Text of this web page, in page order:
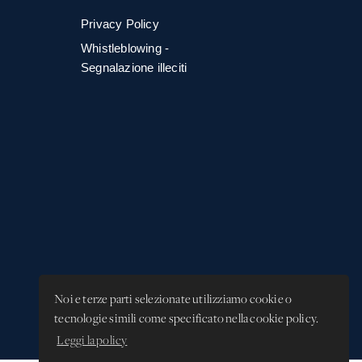
Noi e terze parti selezionate utilizziamo cookie o
tecnologie simili come specificato nella cookie policy.
Leggi la policy
Privacy Policy
Whistleblowing -
Segnalazione illeciti